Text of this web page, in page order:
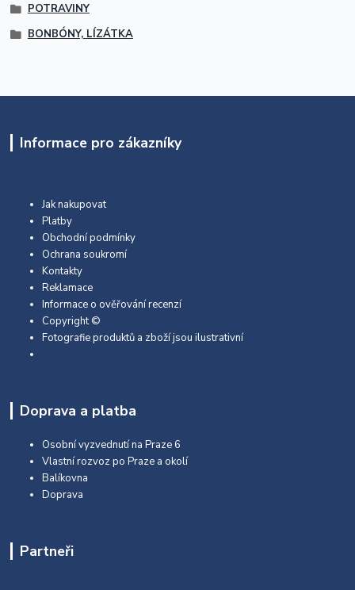
POTRAVINY
BONBÓNY, LÍZÁTKA
Informace pro zákazníky
Jak nakupovat
Platby
Obchodní podmínky
Ochrana soukromí
Kontakty
Reklamace
Informace o ověřování recenzí
Copyright ©
Fotografie produktů a zboží jsou ilustrativní
Doprava a platba
Osobní vyzvednutí na Praze 6
Vlastní rozvoz po Praze a okolí
Balíkovna
Doprava
Partneři